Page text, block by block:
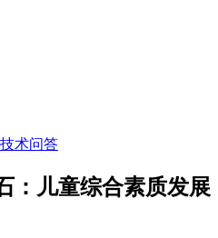
技术问答
：儿童综合素质发展